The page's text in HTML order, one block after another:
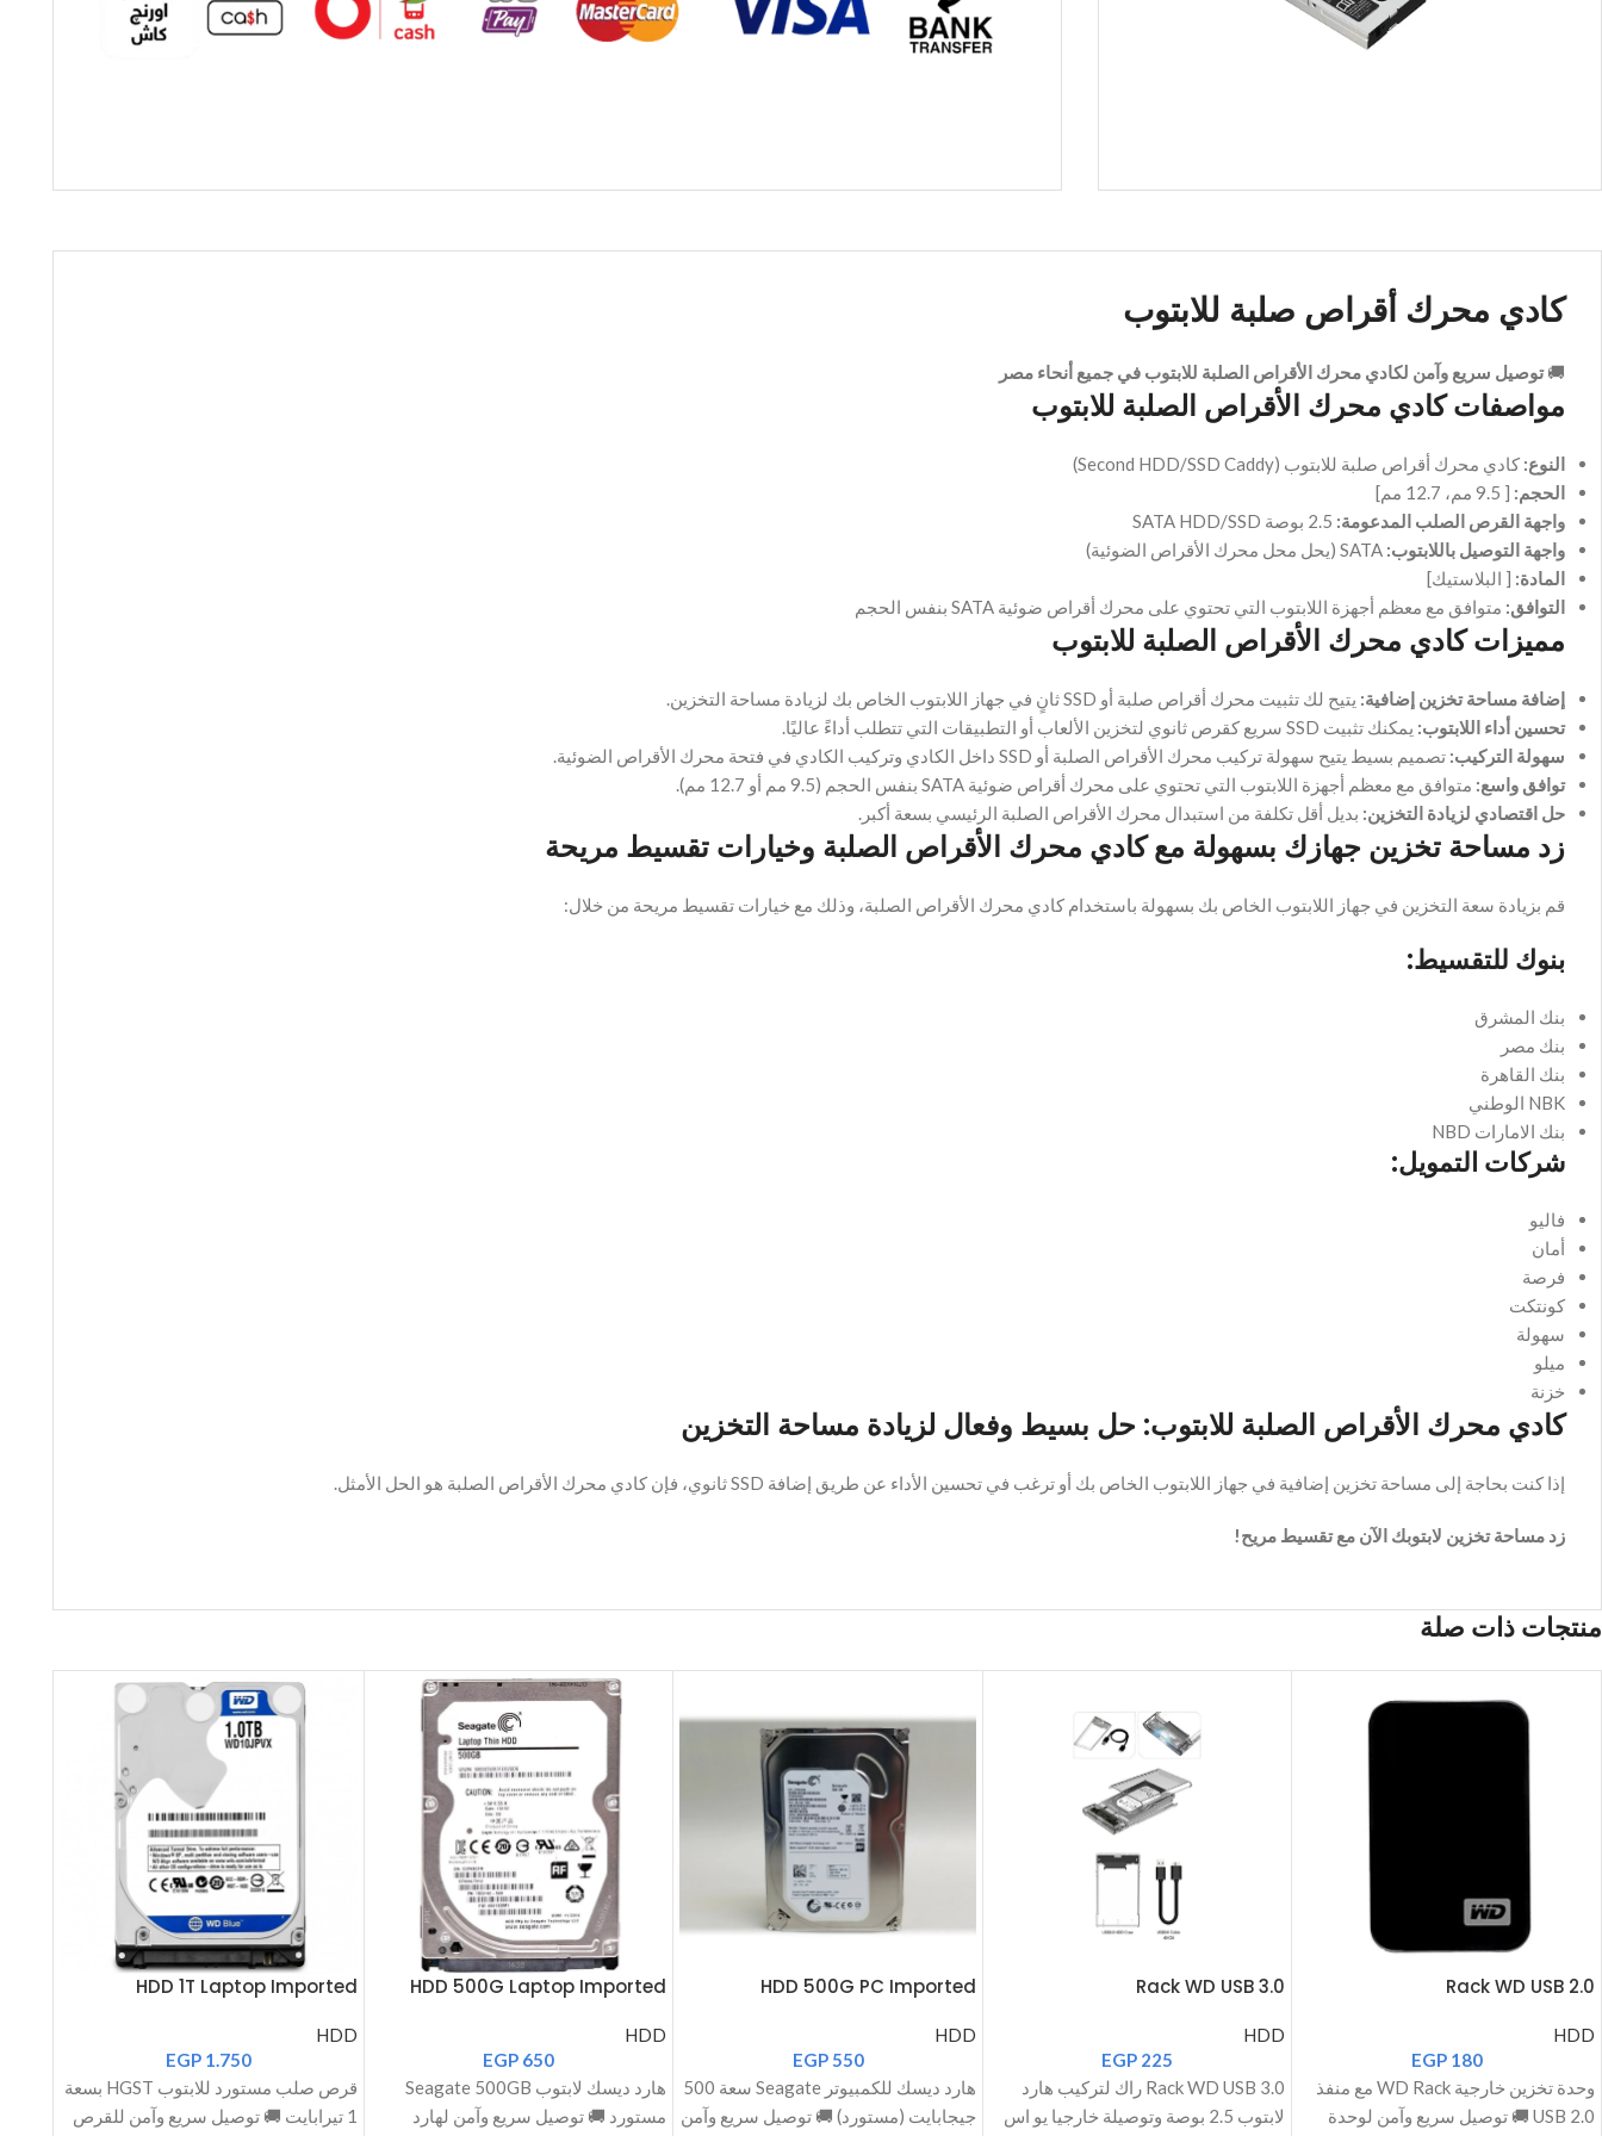
كادي محرك أقراص صلبة للابتوب
🚚 توصيل سريع وآمن لكادي محرك الأقراص الصلبة للابتوب في جميع أنحاء مصر
مواصفات كادي محرك الأقراص الصلبة للابتوب
النوع: كادي محرك أقراص صلبة للابتوب (Second HDD/SSD Caddy)
الحجم: [ 9.5 مم، 12.7 مم]
واجهة القرص الصلب المدعومة:
واجهة التوصيل باللابتوب:
المادة: [ البلاستيك]
التوافق: متوافق مع معظم أجهزة اللابتوب التي تحتوي على محرك أقراص ضوئية SATA بنفس الحجم
مميزات كادي محرك الأقراص الصلبة للابتوب
إضافة مساحة تخزين إضافية: يتيح لك تثبيت محرك أقراص صلبة أو SSD ثانٍ في جهاز اللابتوب الخاص بك لزيادة مساحة التخزين.
تحسين أداء اللابتوب: يمكنك تثبيت SSD سريع كقرص ثانوي لتخزين الألعاب أو التطبيقات التي تتطلب أداءً عاليًا.
سهولة التركيب: تصميم بسيط يتيح سهولة تركيب محرك الأقراص الصلبة أو SSD داخل الكادي وتركيب الكادي في فتحة محرك الأقراص الضوئية.
توافق واسع: متوافق مع معظم أجهزة اللابتوب التي تحتوي على محرك أقراص ضوئية SATA بنفس الحجم (9.5 مم أو 12.7 مم).
حل اقتصادي لزيادة التخزين: بديل أقل تكلفة من استبدال محرك الأقراص الصلبة الرئيسي بسعة أكبر.
زد مساحة تخزين جهازك بسهولة مع كادي محرك الأقراص الصلبة وخيارات تقسيط مريحة
قم بزيادة سعة التخزين في جهاز اللابتوب الخاص بك بسهولة باستخدام كادي محرك الأقراص الصلبة، وذلك مع خيارات تقسيط مريحة من خلال:
بنوك للتقسيط:
بنك المشرق
بنك مصر
بنك القاهرة
NBK الوطني
بنك الامارات NBD
شركات التمويل:
فاليو
أمان
فرصة
كونتكت
سهولة
ميلو
خزنة
كادي محرك الأقراص الصلبة للابتوب: حل بسيط وفعال لزيادة مساحة التخزين
إذا كنت بحاجة إلى مساحة تخزين إضافية في جهاز اللابتوب الخاص بك أو ترغب في تحسين الأداء عن طريق إضافة SSD ثانوي، فإن كادي محرك الأقراص الصلبة هو الحل الأمثل.
زد مساحة تخزين لابتوبك الآن مع تقسيط مريح!
منتجات ذات صلة
Rack WD USB 2.0
HDD
EGP180
وحدة تخزين خارجية WD Rack مع منفذ
USB 2.0 🚚 توصيل سريع وآمن لوحدة
Rack WD USB 3.0
HDD
EGP 225
Rack WD USB 3.0 راك لتركيب هارد
لابتوب 2.5 بوصة وتوصيلة خارجيا يو اس
HDD 500G PC Imported
HDD
EGP550
هارد ديسك للكمبيوتر Seagate سعة 500
جيجابايت (مستورد) 🚚 توصيل سريع وآمن
HDD 500G Laptop Imported
HDD
EGP650
هارد ديسك لابتوب Seagate 500GB
مستورد 🚚 توصيل سريع وآمن لهارد
HDD 1T Laptop Imported
HDD
EGP 1.750
قرص صلب مستورد للابتوب HGST بسعة
1 تيرابايت 🚚 توصيل سريع وآمن للقرص